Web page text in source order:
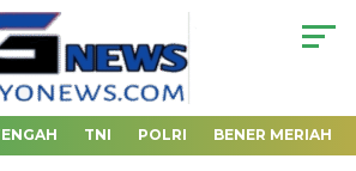
TNI POLRI BENER MERIAH